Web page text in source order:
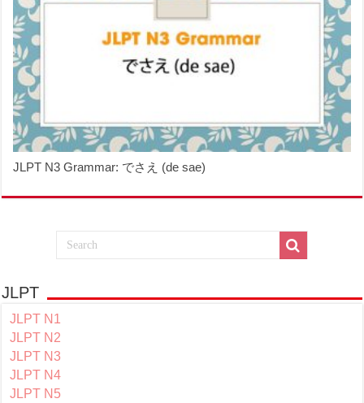
JLPT N3 Grammar: でさえ (de sae)
JLPT
JLPT N1
JLPT N2
JLPT N3
JLPT N4
JLPT N5